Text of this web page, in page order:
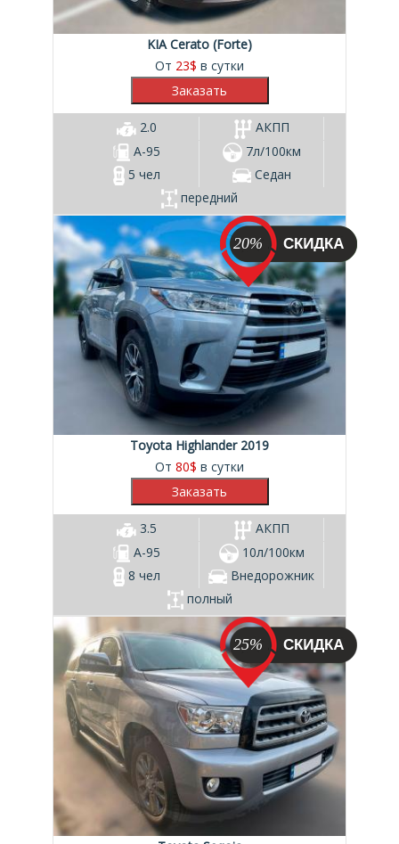
KIA Cerato (Forte)
От 23$ в сутки
2.0
АКПП
А-95
7л/100км
5 чел
Седан
передний
20%
Toyota Highlander 2019
От 80$ в сутки
3.5
АКПП
А-95
10л/100км
8 чел
Внедорожник
полный
25%